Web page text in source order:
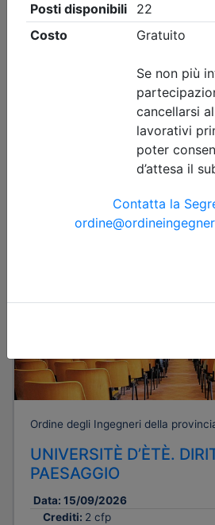
Crediti:40 cfp
Durata:40 ore
Tipologia:
Allegati
Iscrizione
Ordine degli Ingegneri della
UNIVERSITÈ D’ÈTÈ.
PAESAGGIO
Data: 15/09/2026
Crediti: 2 cfp